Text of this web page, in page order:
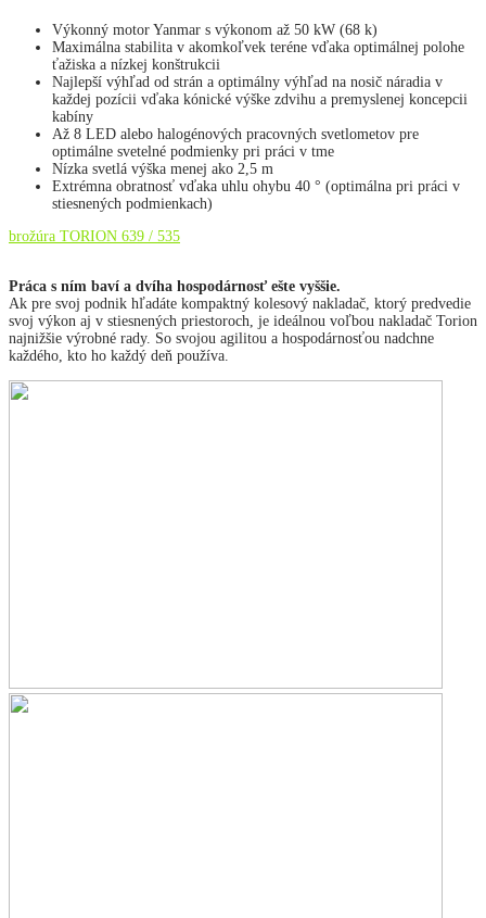
Výkonný motor Yanmar s výkonom až 50 kW (68 k)
Maximálna stabilita v akomkoľvek teréne vďaka optimálnej polohe
ťažiska a nízkej konštrukcii
Najlepší výhľad od strán a optimálny výhľad na nosič náradia v
každej pozícii vďaka kónické výške zdvihu a premyslenej koncepcii
kabíny
Až 8 LED alebo halogénových pracovných svetlometov pre
optimálne svetelné podmienky pri práci v tme
Nízka svetlá výška menej ako 2,5 m
Extrémna obratnosť vďaka uhlu ohybu 40 ° (optimálna pri práci v
stiesnených podmienkach)
brožúra TORION 639 / 535
Práca s ním baví a dvíha hospodárnosť ešte vyššie.
Ak pre svoj podnik hľadáte kompaktný kolesový nakladač, ktorý predvedie
svoj výkon aj v stiesnených priestoroch, je ideálnou voľbou nakladač Torion
najnižšie výrobné rady. So svojou agilitou a hospodárnosťou nadchne
každého, kto ho každý deň používa.